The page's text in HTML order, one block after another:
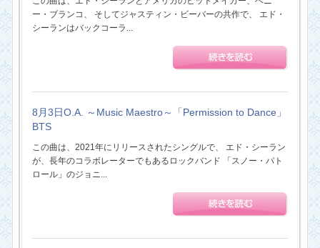
ー・ブランコ、 そしてジャスティン・ビーバーの共作で、 エド・
シーランはバックコーラ...
8月3日O.A. ～Music Maestro～「Permission to Dance」
BTS
この曲は、2021年にリリースされたシングルで、 エド・シーラン
が、長年のコラボレーターでもあるロックバンド 「スノー・パト
ロール」のジョニ...